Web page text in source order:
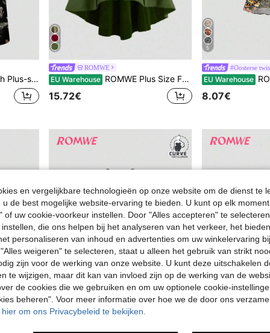
edelsteenprint, zon, maan en ster
ROMWE
EU Warehouse ROMWE Plus Size Fairycore Hooded Boomblad Borduurwerk Cape Cardigan
15.72€
5
#Oosterse
EU Warehouse ROMWE Avant
8.07€
en vergelijkbare technologieën op onze website om de dienst te
de best mogelijke website-ervaring te bieden. U kunt op elk
of uw cookie-voorkeur instellen. Door "Alles accepteren" te
die ons helpen bij het analyseren van het verkeer, het
personaliseren van inhoud en advertenties om uw winkelervaring
weigeren" te selecteren, staat u alleen het gebruik van strikt
zijn voor de werking van onze website. U kunt deze uitschakelen
te wijzigen, maar dit kan van invloed zijn op de werking van de
de cookies die we gebruiken en om uw optionele cookie-
beheren". Voor meer informatie over hoe we de door ons
om ons Privacybeleid te bekijken.